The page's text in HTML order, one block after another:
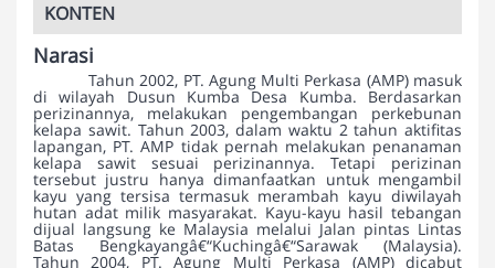
KONTEN
Narasi
Tahun 2002, PT. Agung Multi Perkasa (AMP) masuk
di wilayah Dusun Kumba Desa Kumba. Berdasarkan
perizinannya, melakukan pengembangan perkebunan
kelapa sawit. Tahun 2003, dalam waktu 2 tahun aktifitas
lapangan, PT. AMP tidak pernah melakukan penanaman
kelapa sawit sesuai perizinannya. Tetapi perizinan
tersebut justru hanya dimanfaatkan untuk mengambil
kayu yang tersisa termasuk merambah kayu diwilayah
hutan adat milik masyarakat. Kayu-kayu hasil tebangan
dijual langsung ke Malaysia melalui Jalan pintas Lintas
Batas Bengkayangâ€“Kuchingâ€“Sarawak (Malaysia).
Tahun 2004, PT. Agung Multi Perkasa (AMP) dicabut